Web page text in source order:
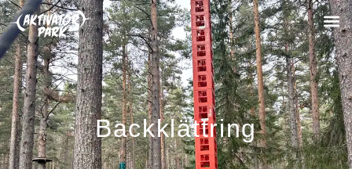
Backklättring